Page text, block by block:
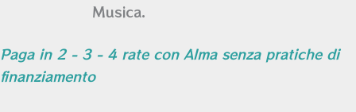
Musica.
Paga in 2 - 3 - 4 rate con Alma senza pratiche di
finanziamento